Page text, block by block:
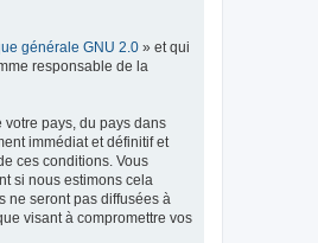
générale GNU 2.0 » et qui
responsable de la
pays, du pays dans
immédiat et définitif et
ces conditions. Vous
si nous estimons cela
ne seront pas diffusées à
visant à compromettre vos